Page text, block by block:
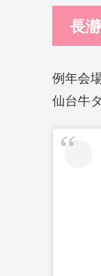
長
例年会
仙台牛